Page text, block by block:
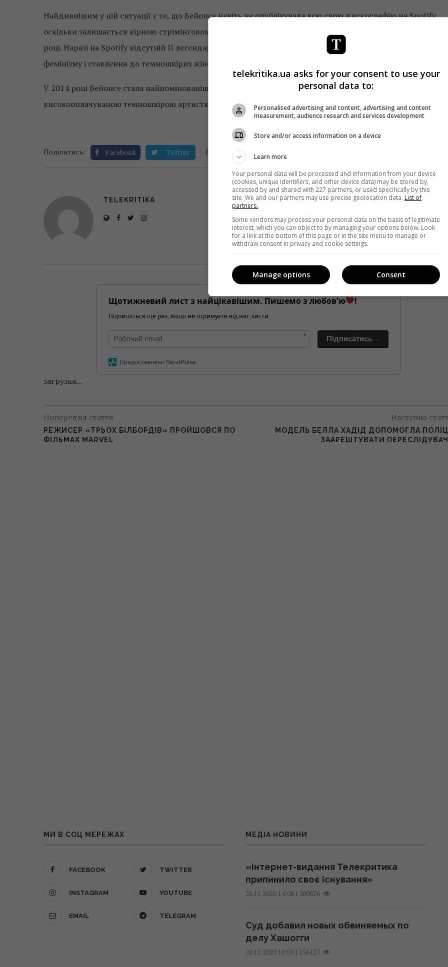
Найдивнішим у цій ситуації є те, що Бейонсе навіть не опублікувала всю свою дискографію на Spotify,
оскільки залишається вірною стрімінговому сервісу TIDAL свого чоловіка Джея Зі, який запустили у 2015
році. Наразі на Spotify відсутній її легендарний альбом Lemonade. У ньому порушуються питання
фемінізму і ставлення до темношкірих жінок.
У 2014 році Бейонсе стала найномінованішою співачкою за всю історію премії Grammy і найбільш
високооплачуваною темношкірою артисткою всіх часів.
Поділитись: Facebook Twitter 0
TELEKRITIKA
Щотижневий лист з найцікавішим. Пишемо з любов'ю !
Підпишіться ще раз, якщо не отримуєте від нас листи
* Підписатись→
Предоставлено SendPulse
загрузка...
Попередня стаття
РЕЖИСЕР «ТРЬОХ БІЛБОРДІВ» ПРОЙШОВСЯ ПО
ФІЛЬМАХ MARVEL
Наступна
МОДЕЛЬ БЕЛЛА ХАДІД ДОПОМОГЛА
ЗААРЕШТУВАТИ
МИ В СОЦ МЕРЕЖАХ
FACEBOOK TWITTER
INSTAGRAM YOUTUBE
EMAIL TELEGRAM
МЕДІА НОВИНИ
«Інтернет-видання Телекритика
припинило своє існування»
26.11.2020 14:08 | 300876
Суд добавил новых обвиняемых по
делу Хашогги
26.11.2020 10:00| 256127
telekritika.ua asks for your consent to use your
personal data to:
Personalised advertising and content, advertising and content
measurement, audience research and services development
Store and/or access information on a device
Learn more
Your personal data will be processed and information from your device
(cookies, unique identifiers, and other device data) may be stored by,
accessed by and shared with 227 partners, or used specifically by this
site. We and our partners may use precise geolocation data. List of
partners.
Some vendors may process your personal data on the basis of legitimate
interest, which you can object to by managing your options below. Look
for a link at the bottom of this page or in the site menu to manage or
withdraw consent in privacy and cookie settings.
Consent
Manage options